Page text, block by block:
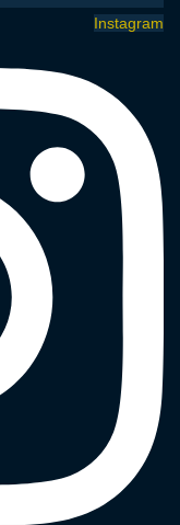
Instagram